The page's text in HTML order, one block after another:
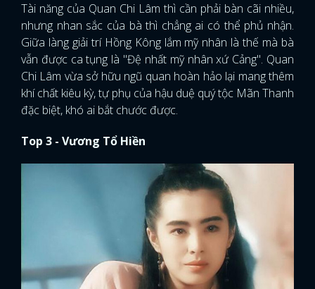
Tài năng của Quan Chi Lâm thì cần phải bàn cãi nhiều,
nhưng nhan sắc của bà thì chẳng ai có thể phủ nhận.
Giữa làng giải trí Hồng Kông lắm mỹ nhân là thế mà bà
vẫn được ca tụng là "Đệ nhất mỹ nhân xứ Cảng". Quan
Chi Lâm vừa sở hữu ngũ quan hoàn hảo lại mang thêm
khí chất kiêu kỳ, tự phụ của hậu duệ quý tộc Mãn Thanh
đặc biệt, khó ai bắt chước được.
Top 3 - Vương Tổ Hiền